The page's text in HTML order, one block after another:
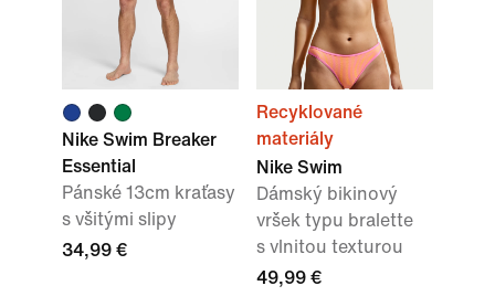
Nike Swim Breaker
Essential
Pánské 13cm kraťasy
s všitými slipy
34,99 €
Recyklované
materiály
Nike Swim
Dámský bikinový
vršek typu bralette
s vlnitou texturou
49,99 €